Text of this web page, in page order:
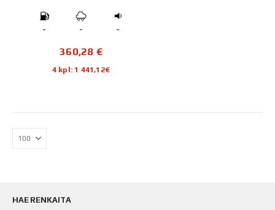
- - -
360,28 €
4 kpl: 1 441,12€
HAE RENKAITA